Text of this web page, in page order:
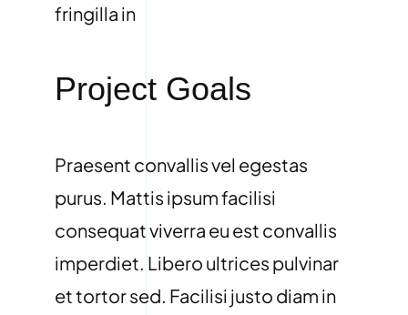
fringilla in
Project Goals
Praesent convallis vel egestas
purus. Mattis ipsum facilisi
consequat viverra eu est convallis
imperdiet. Libero ultrices pulvinar
et tortor sed. Facilisi justo diam in